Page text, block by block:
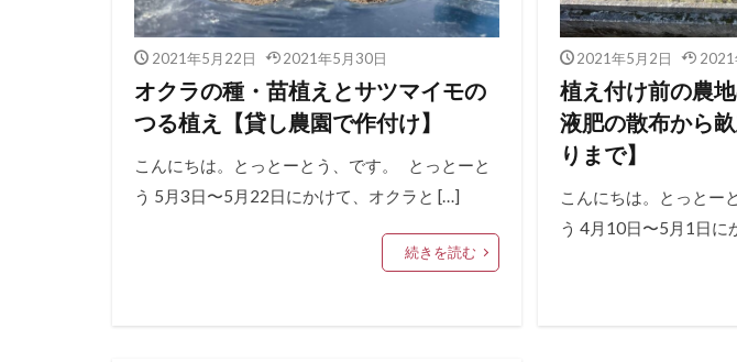
2021年5月22日 2021年5月30日
オクラの種・苗植えとサツマイモの
つる植え【貸し農園で作付け】
こんにちは。とっとーとう、です。 とっとーと
う 5月3日〜5月22日にかけて、オクラと […]
続きを読む
2021年5月2日 2021
植え付け前の農
液肥の散布から
りまで】
こんにちは。とっとー
う 4月10日〜5月1日に